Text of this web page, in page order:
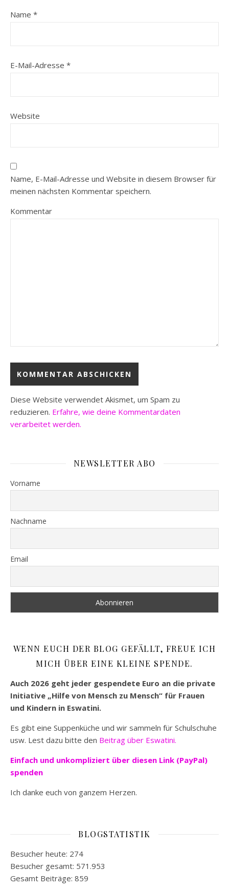
Name *
E-Mail-Adresse *
Website
Name, E-Mail-Adresse und Website in diesem Browser für
meinen nächsten Kommentar speichern.
Kommentar
Diese Website verwendet Akismet, um Spam zu
reduzieren. Erfahre, wie deine Kommentardaten
verarbeitet werden.
NEWSLETTER ABO
Vorname
Nachname
Email
WENN EUCH DER BLOG GEFÄLLT, FREUE ICH
MICH ÜBER EINE KLEINE SPENDE.
Auch 2026 geht jeder gespendete Euro an die private
Initiative „Hilfe von Mensch zu Mensch“ für Frauen
und Kindern in Eswatini.
Es gibt eine Suppenküche und wir sammeln für Schulschuhe
usw. Lest dazu bitte den Beitrag über Eswatini.
Einfach und unkompliziert über diesen Link (PayPal)
spenden
Ich danke euch von ganzem Herzen.
BLOGSTATISTIK
Besucher heute: 274
Besucher gesamt: 571.953
Gesamt Beiträge: 859